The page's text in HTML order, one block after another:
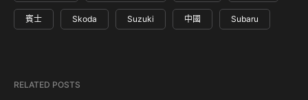
賓士 Skoda Suzuki 中國 Subaru
RELATED POSTS